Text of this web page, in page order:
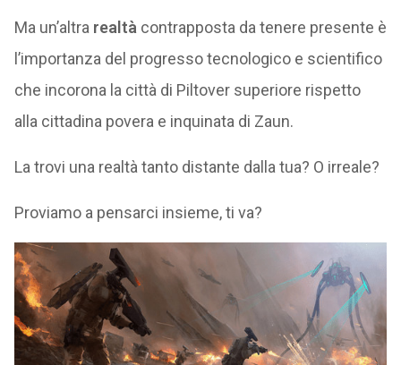
Ma un’altra realtà contrapposta da tenere presente è
l’importanza del progresso tecnologico e scientifico
che incorona la città di Piltover superiore rispetto
alla cittadina povera e inquinata di Zaun.
La trovi una realtà tanto distante dalla tua? O irreale?
Proviamo a pensarci insieme, ti va?